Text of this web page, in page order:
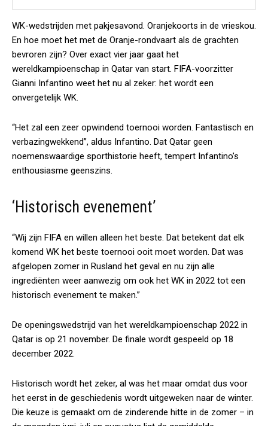
WK-wedstrijden met pakjesavond. Oranjekoorts in de vrieskou.
En hoe moet het met de Oranje-rondvaart als de grachten
bevroren zijn? Over exact vier jaar gaat het
wereldkampioenschap in Qatar van start. FIFA-voorzitter
Gianni Infantino weet het nu al zeker: het wordt een
onvergetelijk WK.
“Het zal een zeer opwindend toernooi worden. Fantastisch en
verbazingwekkend”, aldus Infantino. Dat Qatar geen
noemenswaardige sporthistorie heeft, tempert Infantino’s
enthousiasme geenszins.
‘Historisch evenement’
“Wij zijn FIFA en willen alleen het beste. Dat betekent dat elk
komend WK het beste toernooi ooit moet worden. Dat was
afgelopen zomer in Rusland het geval en nu zijn alle
ingrediënten weer aanwezig om ook het WK in 2022 tot een
historisch evenement te maken.”
De openingswedstrijd van het wereldkampioenschap 2022 in
Qatar is op 21 november. De finale wordt gespeeld op 18
december 2022.
Historisch wordt het zeker, al was het maar omdat dus voor
het eerst in de geschiedenis wordt uitgeweken naar de winter.
Die keuze is gemaakt om de zinderende hitte in de zomer – in